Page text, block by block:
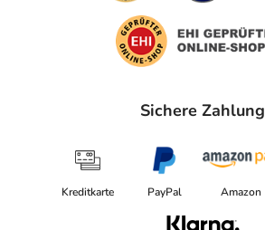
Sichere Zahlung
Kreditkarte PayPal Amazon